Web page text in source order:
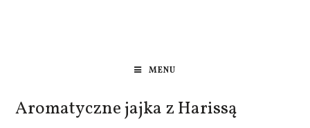
MENU
Aromatyczne jajka z Harissą